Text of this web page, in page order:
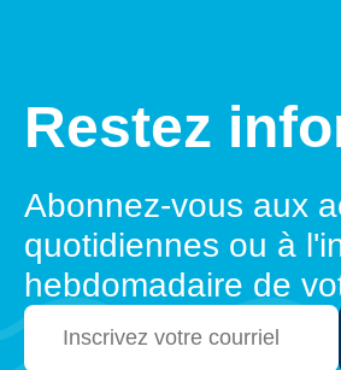
Restez
Abonnez-vous aux
quotidiennes ou à
hebdomadaire de